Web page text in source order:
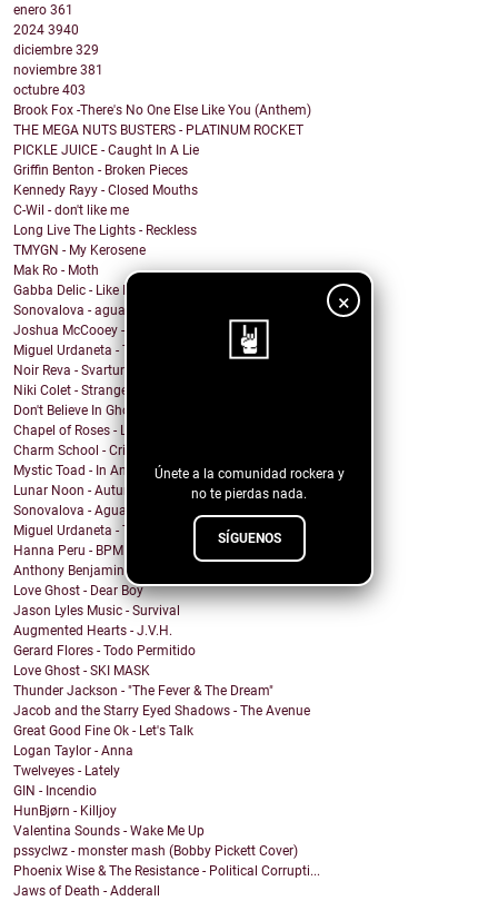
×
Únete a la comunidad rockera y
no te pierdas nada.
SÍGUENOS
enero 361
2024 3940
diciembre 329
noviembre 381
octubre 403
Brook Fox -There's No One Else Like You (Anthem)
THE MEGA NUTS BUSTERS - PLATINUM ROCKET
PICKLE JUICE - Caught In A Lie
Griffin Benton - Broken Pieces
Kennedy Rayy - Closed Mouths
C-Wil - don't like me
Long Live The Lights - Reckless
TMYGN - My Kerosene
Mak Ro - Moth
Gabba Delic - Like Lovers Do
Sonovalova - agua fría
Joshua McCooey - Hall Of Shame
Miguel Urdaneta - Te Sigo Pensando
Noir Reva - Svartur
Niki Colet - Strange Dreams
Don't Believe In Ghosts - Brooklyn Baby
Chapel of Roses - Lose Control
Charm School - Crime Time
Mystic Toad - In Another World
Lunar Noon - Autumn Passing
Sonovalova - Agua Fría
Miguel Urdaneta - Te Sigo Pensando
Hanna Peru - BPM
Anthony Benjamin - Protect Yourself
Love Ghost - Dear Boy
Jason Lyles Music - Survival
Augmented Hearts - J.V.H.
Gerard Flores - Todo Permitido
Love Ghost - SKI MASK
Thunder Jackson - "The Fever & The Dream"
Jacob and the Starry Eyed Shadows - The Avenue
Great Good Fine Ok - Let's Talk
Logan Taylor - Anna
Twelveyes - Lately
GIN - Incendio
HunBjørn - Killjoy
Valentina Sounds - Wake Me Up
pssyclwz - monster mash (Bobby Pickett Cover)
Phoenix Wise & The Resistance - Political Corrupti...
Jaws of Death - Adderall